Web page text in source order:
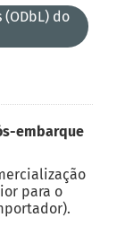
do
embarque
para o